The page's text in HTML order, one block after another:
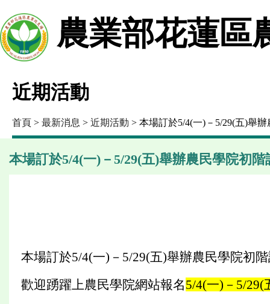
農業部花蓮區
近期活動
首頁 > 最新消息 > 近期活動 > 本場訂於5/4(一)－5/29(五)舉
本場訂於5/4(一)－5/29(五)舉辦農民學院初
本場訂於5/4(一)－5/29(五)舉辦農民學院初
歡迎踴躍上農民學院網站報名5/4(一)－5/29(